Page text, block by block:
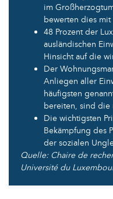
im
bewerten dies mit
48 Prozent der
ausländischen
Hinsicht auf die
Der
Anliegen aller
häufigsten
bereiten, sind die
Die wichtigsten
Bekämpfung des
der sozialen
Quelle: Chaire de
Université du